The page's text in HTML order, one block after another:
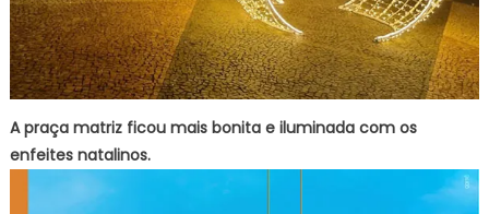
A praça matriz ficou mais bonita e iluminada com os
enfeites natalinos.